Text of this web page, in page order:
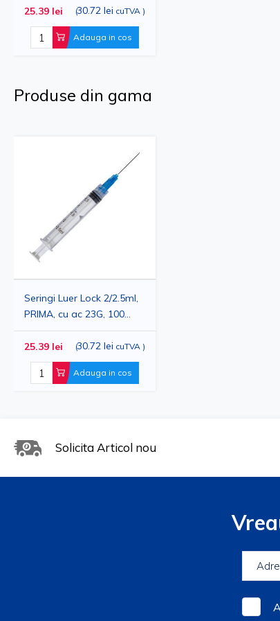
25.39 lei
(30.72 lei cuTVA )
Adauga in cos
Produse din gama
Seringi Luer Lock 2/2.5ml,
PRIMA, cu ac 23G, 100
bucati
25.39 lei
(30.72 lei cuTVA )
Adauga in cos
Solicita Articol nou